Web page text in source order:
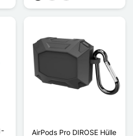
AirPods Pro DIROSE Hülle